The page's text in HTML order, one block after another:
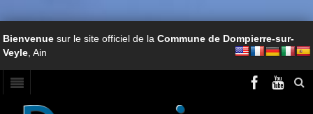
Bienvenuesur le site officiel de laCommune de Dompierre-sur-
Veyle , Ain